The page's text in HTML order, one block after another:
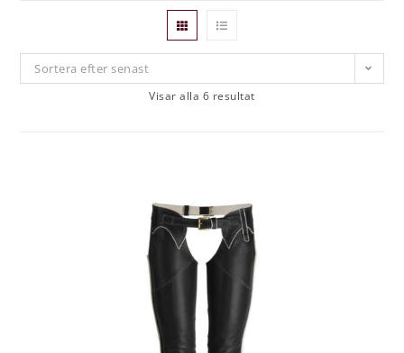
Sortera efter senast
Visar alla 6 resultat